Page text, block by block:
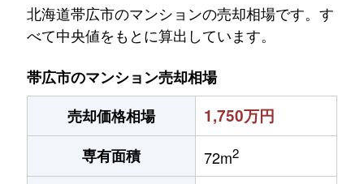
北海道帯広市のマンションの売却相場です。す
べて中央値をもとに算出しています。
帯広市のマンション売却相場
売却価格相場
1,750万円
専有面積 72m2